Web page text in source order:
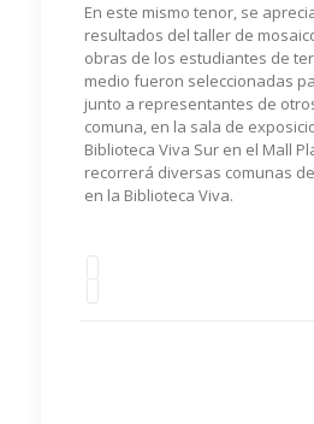
En este mismo tenor, se
resultados del taller de
obras de los estudiantes de
medio fueron seleccionadas
junto a representantes de
comuna, en la sala de
Biblioteca Viva Sur en el Mall
recorrerá diversas comunas
en la Biblioteca Viva.